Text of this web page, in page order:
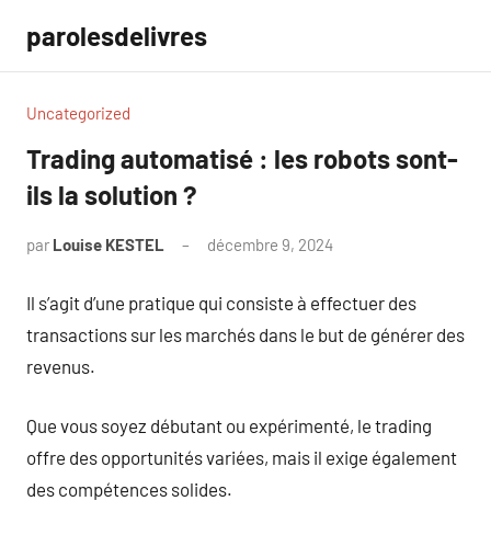
contenu
parolesdelivres
Uncategorized
Trading automatisé : les robots sont-
ils la solution ?
par Louise KESTEL décembre 9, 2024
Il s’agit d’une pratique qui consiste à effectuer des
transactions sur les marchés dans le but de générer des
revenus.
Que vous soyez débutant ou expérimenté, le trading
offre des opportunités variées, mais il exige également
des compétences solides.